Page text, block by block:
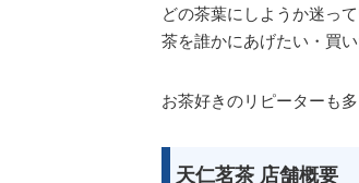
どの茶葉にしようか迷っ
茶を誰かにあげたい・買
お茶好きのリピーターも
天仁茗茶 店舗概要